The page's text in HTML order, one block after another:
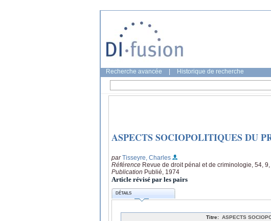
Recherche avancée Historique de recherche
ASPECTS SOCIOPOLITIQUES DU
parTisseyre, Charles
Référence Revue de droit pénal et de criminologie, 54,
Publication Publié, 1974
Article révisé par les pairs
DÉTAILS
Titre: ASPECTS